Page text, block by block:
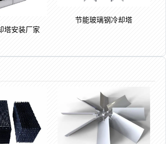
塔安装厂家
节能玻璃钢冷却塔